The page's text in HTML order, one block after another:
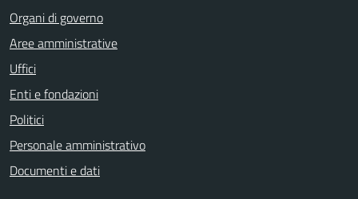
Organi di governo
Aree amministrative
Uffici
Enti e fondazioni
Politici
Personale amministrativo
Documenti e dati